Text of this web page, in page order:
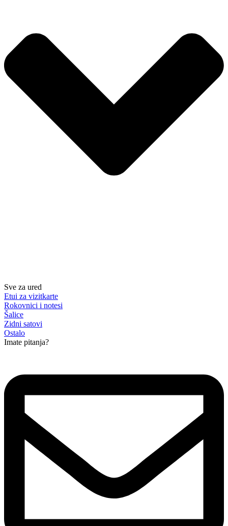
Sve za ured
Etui za vizitkarte
Rokovnici i notesi
Šalice
Zidni satovi
Ostalo
Imate pitanja?